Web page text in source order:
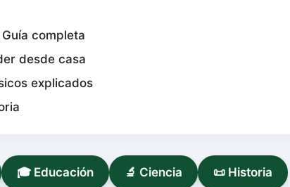
completa
desde casa
explicados
🎓 Educación 🔬 Ciencia 📜 Historia